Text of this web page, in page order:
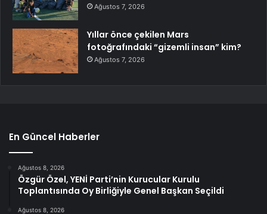
Ağustos 7, 2026
Yıllar önce çekilen Mars
fotoğrafındaki “gizemli insan” kim?
Ağustos 7, 2026
En Güncel Haberler
Ağustos 8, 2026
Özgür Özel, YENİ Parti’nin Kurucular Kurulu
Toplantısında Oy Birliğiyle Genel Başkan Seçildi
Ağustos 8, 2026